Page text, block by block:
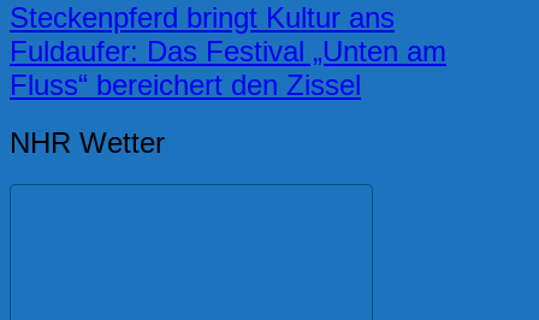
Steckenpferd bringt Kultur ans
Fuldaufer: Das Festival „Unten am
Fluss“ bereichert den Zissel
NHR Wetter